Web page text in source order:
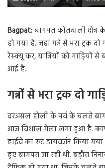
Bagpat:बागपत कोतवाली क्षेत्र
हो गया है. जहां गन्ने से भरा ट्रक
रेस्क्यू कर, यात्रियों को गाड़ियों
आई है.
गन्नों से भरा ट्रक दो
दरअसल होली के पर्व के चलते
आज विशाल मेला लगा हुआ है.
हाईवे का रूट डायवर्जन किया गया
हुए बागपत जा रही थी. बड़ौत